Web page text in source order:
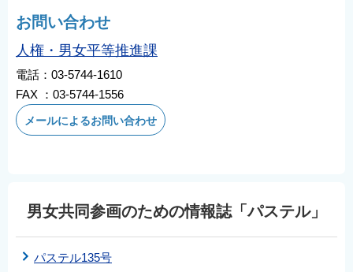
お問い合わせ
人権・男女平等推進課
電話：03-5744-1610
FAX ：03-5744-1556
メールによるお問い合わせ
男女共同参画のための情報誌「パステル」
パステル135号